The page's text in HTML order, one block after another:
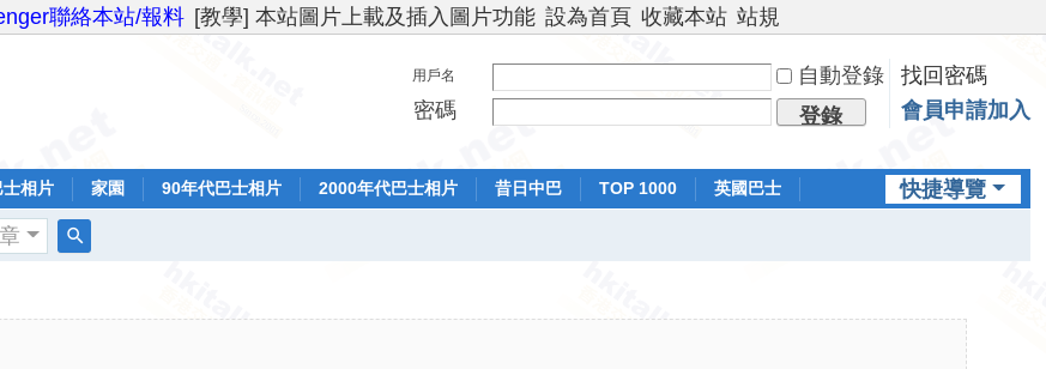
聯絡本站/報料 [教學] 本站圖片上載及插入圖片功能 設為首頁 收藏本站 站規
用戶名 自動登錄
找回密碼
密碼
登錄 會員申請加入
快捷導覽
相片 家園 90年代巴士相片 2000年代巴士相片 昔日中巴 TOP 1000
英國巴士